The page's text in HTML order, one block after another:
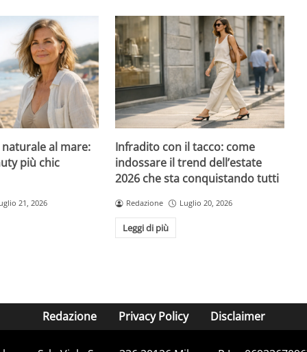
al mare:
più chic
21, 2026
Infradito con il tacco: come
indossare il trend dell’estate
2026 che sta conquistando tutti
Redazione Luglio 20, 2026
Leggi di più
Redazione Privacy Policy Disclaimer